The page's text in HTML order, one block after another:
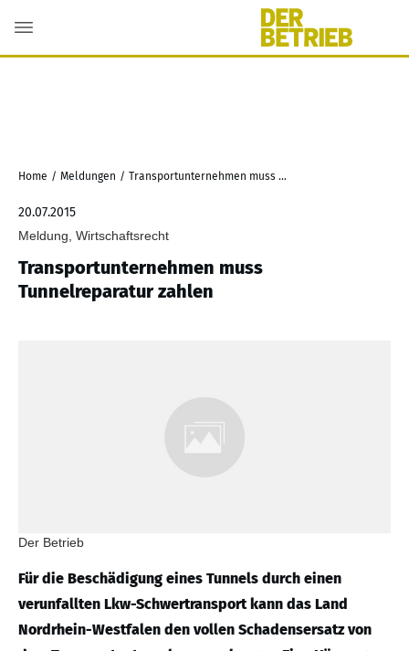
Home / Meldungen / Transportunternehmen muss Tunnelreparatur zahlen
20.07.2015
Meldung, Wirtschaftsrecht
Transportunternehmen muss
Tunnelreparatur zahlen
Der Betrieb
Für die Beschädigung eines Tunnels durch einen
verunfallten Lkw-Schwertransport kann das Land
Nordrhein-Westfalen den vollen Schadensersatz von